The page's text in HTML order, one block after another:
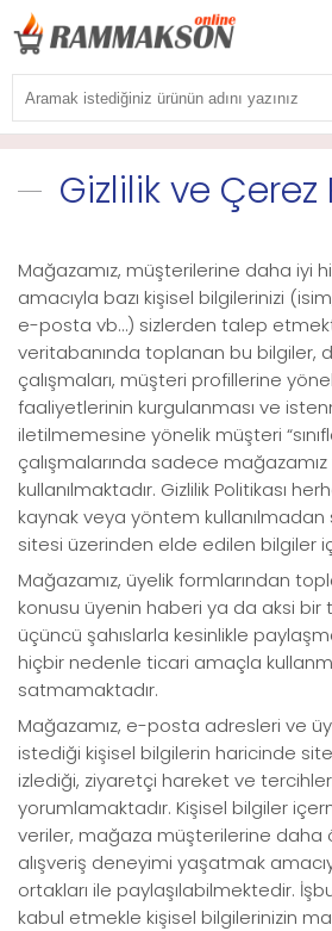
Gizlilik ve Çerez
Mağazamız, müşterilerine daha iyi
amacıyla bazı kişisel bilgilerinizi
e-posta vb…) sizlerden talep
veritabanında toplanan bu bilgiler,
çalışmaları, müşteri profillerine
faaliyetlerinin kurgulanması ve
iletilmemesine yönelik müşteri
çalışmalarında sadece
kullanılmaktadır. Gizlilik Politikası
kaynak veya yöntem
sitesi üzerinden elde edilen bilgiler
Mağazamız, üyelik formlarından
konusu üyenin haberi ya da aksi bir
üçüncü şahıslarla kesinlikle
hiçbir nedenle ticari amaçla
satmamaktadır.
Mağazamız, e-posta adresleri ve
istediği kişisel bilgilerin haricinde site
izlediği, ziyaretçi hareket ve
yorumlamaktadır. Kişisel bilgiler
veriler, mağaza müşterilerine daha
alışveriş deneyimi yaşatmak
ortakları ile paylaşılabilmektedir.
kabul etmekle kişisel bilgilerinizin